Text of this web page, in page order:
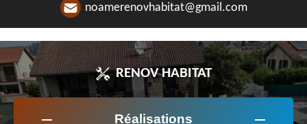
noamerenovhabitat@gmail.com
RENOV HABITAT
Réalisations